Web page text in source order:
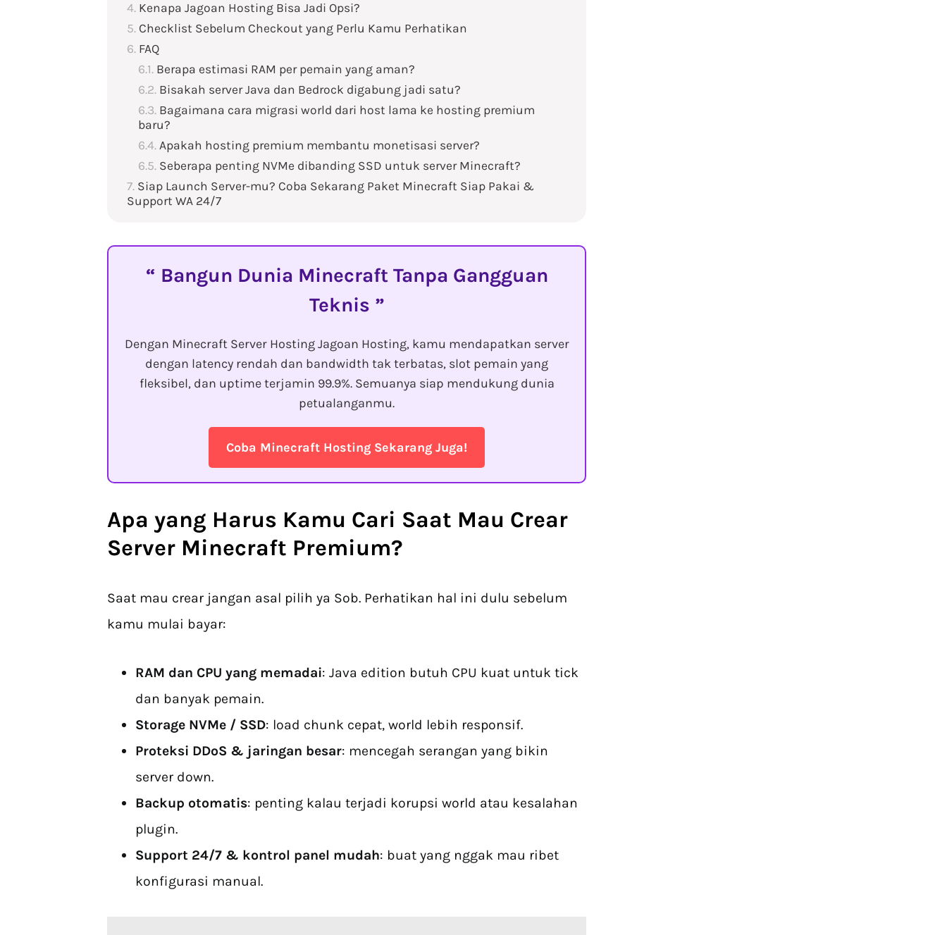
Kenapa Jagoan Hosting Bisa Jadi Opsi?
Checklist Sebelum Checkout yang Perlu Kamu Perhatikan
FAQ
Berapa estimasi RAM per pemain yang aman?
Bisakah server Java dan Bedrock digabung jadi satu?
Bagaimana cara migrasi world dari host lama ke hosting premium
baru?
Apakah hosting premium membantu monetisasi server?
Seberapa penting NVMe dibanding SSD untuk server Minecraft?
Siap Launch Server-mu? Coba Sekarang Paket Minecraft Siap Pakai &
Support WA 24/7
Bangun Dunia Minecraft Tanpa Gangguan
Teknis
Dengan Minecraft Server Hosting Jagoan Hosting, kamu mendapatkan server
dengan latency rendah dan bandwidth tak terbatas, slot pemain yang
fleksibel, dan uptime terjamin 99.9%. Semuanya siap mendukung dunia
petualanganmu.
Coba Minecraft Hosting Sekarang Juga!
Apa yang Harus Kamu Cari Saat Mau Crear
Server Minecraft Premium?
Saat mau crear jangan asal pilih ya Sob. Perhatikan hal ini dulu sebelum
kamu mulai bayar:
RAM dan CPU yang memadai: Java edition butuh CPU kuat untuk tick
dan banyak pemain.
Storage NVMe / SSD: load chunk cepat, world lebih responsif.
Proteksi DDoS & jaringan besar: mencegah serangan yang bikin
server down.
Backup otomatis: penting kalau terjadi korupsi world atau kesalahan
plugin.
Support 24/7 & kontrol panel mudah: buat yang nggak mau ribet
konfigurasi manual.